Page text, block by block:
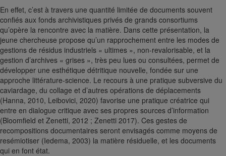
En effet, c’est à travers une quantité limitée de documents souvent
confiés aux fonds archivistiques privés de grands consortiums
qu’opère la rencontre avec la matière. Dans cette présentation, la
jeune chercheuse propose qu’un rapprochement entre les modes de
gestions de résidus industriels « ultimes », non-revalorisable, et la
gestion d’archives « grises », très peu lues ou consultées, permet de
développer une esthétique détritique nouvelle, fondée sur une
approche littérature-science. Le recours à une pratique subversive du
caviardage, du collage et d’autres opérations de déplacements
(Hanna, 2010, Leibovici, 2020) favorise une pratique créatrice qui
entre en dialogue critique avec ses propres sources d’information
(Bloomfield et Zenetti, 2012 ; Zenetti 2017). Ces gestes de
recompositions documentaires seront envisagés comme moyens de
resémiotiser (Iedema, 2003) la matière résiduelle, et les documents
qui en font état.